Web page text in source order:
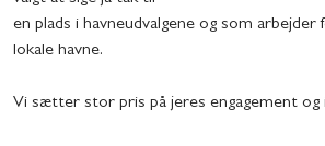
en plads i havneudvalgene og som arbejder
lokale havne.
Vi sætter stor pris på jeres engagement og